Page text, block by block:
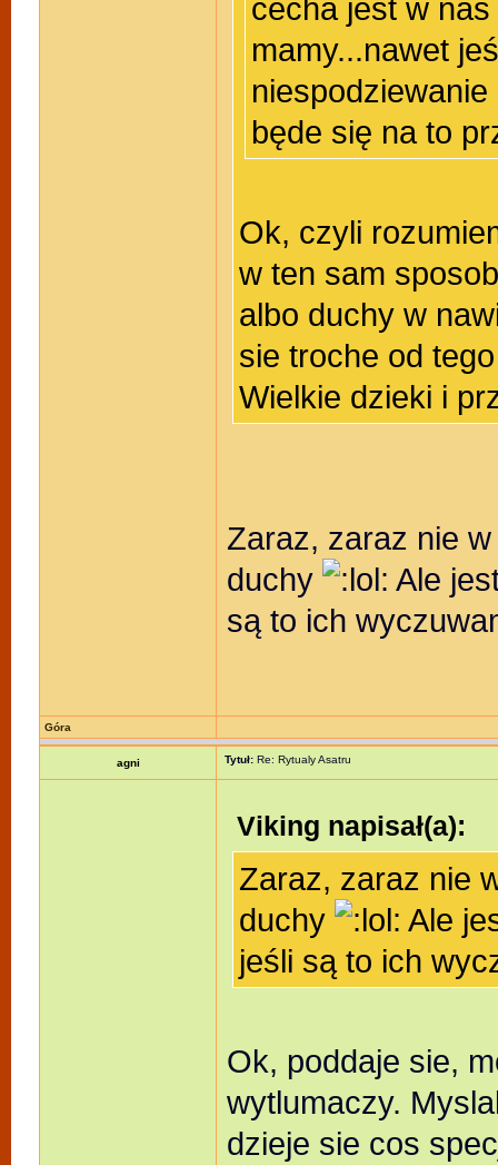
cecha jest w
mamy...nawet
będe się na to
Ok, czyli
w ten sam
albo duchy w
sie troche od
Wielkie dzieki i
Zaraz, zaraz nie
duchy
Ale
są to ich
Góra
agni Tytuł: Re: Rytualy Asatru
Viking napisał(a):
Zaraz, zaraz nie
duchy
Ale
jeśli są to ich
Ok, poddaje sie,
wytlumaczy.
dzieje sie cos